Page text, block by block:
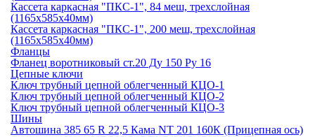
Кассета каркасная "ПКС-1", 84 меш, трехслойная
(1165х585х40мм)
Кассета каркасная "ПКС-1", 200 меш, трехслойная
(1165х585х40мм)
Фланцы
Фланец воротниковый ст.20 Ду 150 Ру 16
Цепные ключи
Ключ трубный цепной облегченный КЦО-1
Ключ трубный цепной облегченный КЦО-2
Ключ трубный цепной облегченный КЦО-3
Шины
Автошина 385 65 R 22,5 Кама NT 201 160К (Прицепная ось)